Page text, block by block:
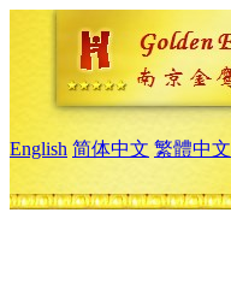
English 简体中文 繁體中文